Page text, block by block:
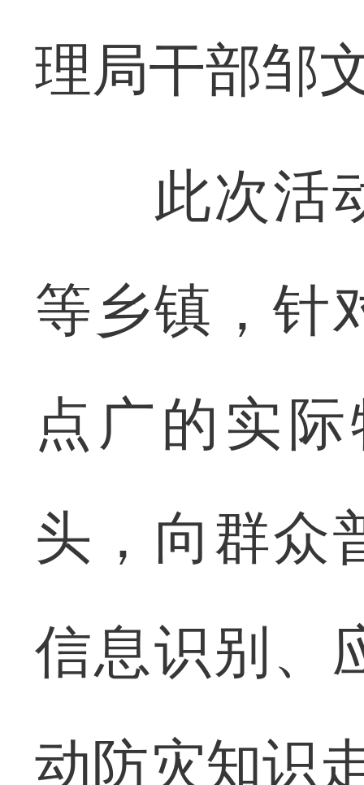
理局干部邹
此次活动
等乡镇，针
点广的实
头，向群众
信息识别、
动防灾知识